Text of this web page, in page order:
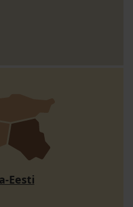
Eesti